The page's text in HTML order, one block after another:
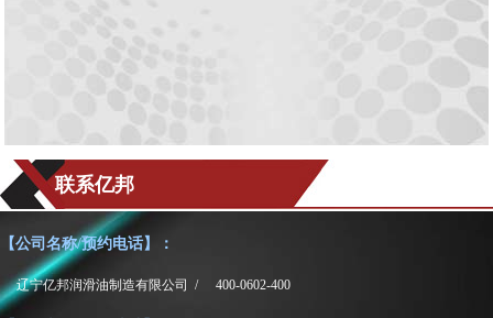
联系亿邦
【公司名称/预约电话】：
辽宁亿邦润滑油制造有限公司 / 400-0602-400